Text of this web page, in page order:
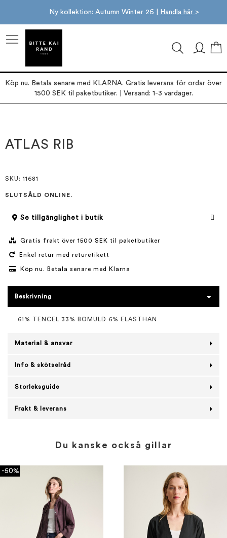
Ny kollektion: Autumn Winter 26 | Handla här >
Köp nu. Betala senare med KLARNA. Gratis leverans för ordar över
1500 SEK til paketbutiker. | Versand: 1-3 vardager.
slutet
av
början
av
ATLAS RIB
SKU : 11681
SLUTSÅLD ONLINE.
Se tillgänglighet i butik
Gratis frakt över 1500 SEK til paketbutiker
Enkel retur med returetikett
Köp nu. Betala senare med Klarna
Beskrivning
61% TENCEL 33% BOMULD 6% ELASTHAN
Material & ansvar
Info & skötselråd
Storleksguide
Frakt & leverans
Du kanske också gillar
-50%